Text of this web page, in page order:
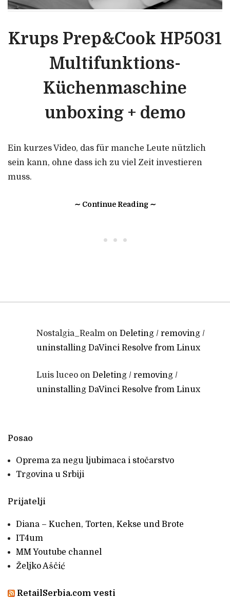
Krups Prep&Cook HP5031
Multifunktions-
Küchenmaschine
unboxing + demo
Ein kurzes Video, das für manche Leute nützlich
sein kann, ohne dass ich zu viel Zeit investieren
muss.
∼ Continue Reading ∼
• • •
Nostalgia_Realm on Deleting / removing /
uninstalling DaVinci Resolve from Linux
Luis luceo on Deleting / removing /
uninstalling DaVinci Resolve from Linux
Posao
Oprema za negu ljubimaca i stočarstvo
Trgovina u Srbiji
Prijatelji
Diana – Kuchen, Torten, Kekse und Brote
IT4um
MM Youtube channel
Željko Aščić
RetailSerbia.com vesti